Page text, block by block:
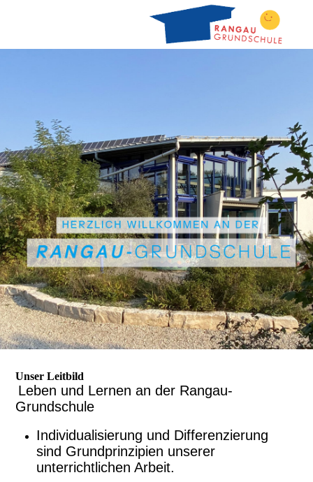
Unser Leitbild
Leben und Lernen an der Rangau-
Grundschule
Individualisierung und Differenzierung
sind Grundprinzipien unserer
unterrichtlichen Arbeit.